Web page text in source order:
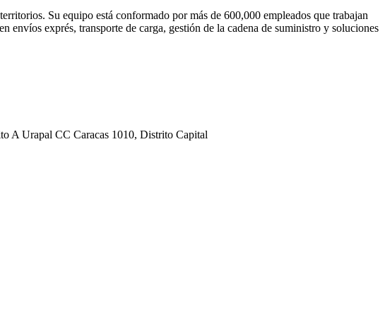
Su equipo está conformado por más de 600,000 empleados que trabajan
exprés, transporte de carga, gestión de la cadena de suministro y soluciones
A Urapal CC Caracas 1010, Distrito Capital